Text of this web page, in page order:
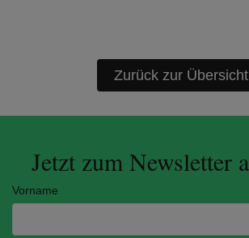
Zurück zur Übersicht
Jetzt zum Newsletter
Vorname